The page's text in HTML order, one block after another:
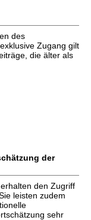
des
Zugang gilt
die älter als
der
den Zugriff
leisten zudem
sehr